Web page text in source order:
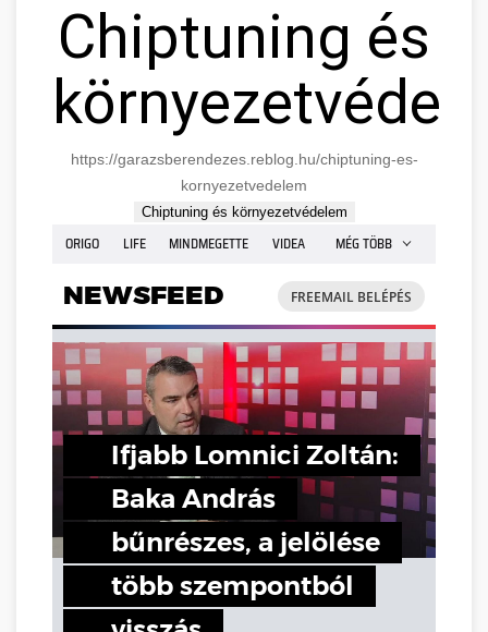
Chiptuning és
https://garazsberendezes.reblog.hu/chiptuning-es-
kornyezetvedelem
Chiptuning és környezetvédelem